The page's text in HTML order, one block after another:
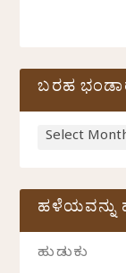
ಬರಹ
ಹಳೆಯವನ್ನು